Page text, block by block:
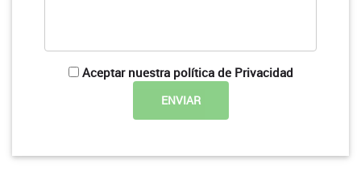
Aceptar nuestra política de Privacidad